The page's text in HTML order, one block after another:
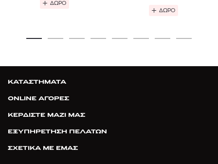
ΔΩΡΟ
ΔΩΡΟ
ΚΑΤΑΣΤΗΜΑΤΑ
ONLINE ΑΓΟΡΕΣ
ΚΕΡΔΙΣΤΕ ΜΑΖΙ ΜΑΣ
ΕΞΥΠΗΡΕΤΗΣΗ ΠΕΛΑΤΩΝ
ΣΧΕΤΙΚΑ ΜΕ ΕΜΑΣ